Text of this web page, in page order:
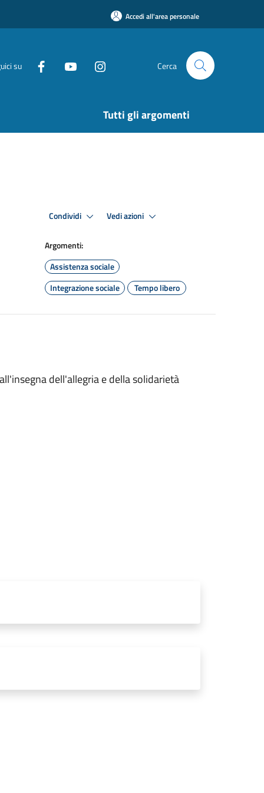
Accedi all'area personale
su Cerca
Tutti gli argomenti
Condividi Vedi azioni
Argomenti:
Assistenza sociale
Integrazione sociale
Tempo libero
dell'allegria e della solidarietà